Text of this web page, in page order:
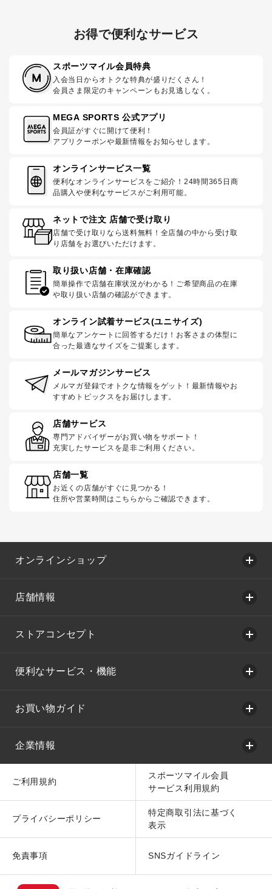
お得で便利なサービス
スポーツマイル会員特典
入会当日からオトクな特典が盛りだくさん！
会員さま限定のキャンペーンもお見逃しなく。
MEGA SPORTS 公式アプリ
会員証がすぐに開けて便利！
アプリクーポンや最新情報をお知らせします。
オンラインサービス一覧
便利なオンラインサービスをご紹介！24時間365日商
品購入や便利なサービスがご利用可能。
ネットで注文 店舗で受け取り
店舗で受け取りなら送料無料！全店舗の中から受け取
り店舗をお選びいただけます。
取り扱い店舗・在庫確認
簡単操作で店舗在庫状況がわかる！ご希望商品の在庫
や取り扱い店舗の確認ができます。
オンライン試着サービス(ユニサイズ)
簡単なアンケートに回答するだけ！お客さまの体型に
合った最適なサイズをご提案します。
メールマガジンサービス
メルマガ登録でオトクな情報をゲット！最新情報やお
すすめトピックスをお届けします。
店舗サービス
専門アドバイザーがお買い物をサポート！
充実したサービスを是非ご利用ください。
店舗一覧
お近くの店舗がすぐに見つかる！
住所や営業時間はこちらからご確認できます。
オンラインショップ
店舗情報
ストアコンセプト
便利なサービス・機能
お買い物ガイド
企業情報
ご利用規約
スポーツマイル会員
サービス利用規約
プライバシーポリシー
特定商取引法に基づく
表示
免責事項 SNSガイドライン